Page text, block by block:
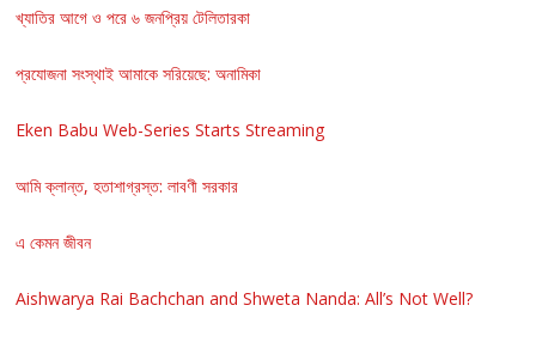
খ্যাতির আগে ও পরে ৬ জনপ্রিয় টেলিতারকা
প্রযোজনা সংস্থাই আমাকে সরিয়েছে: অনামিকা
Eken Babu Web-Series Starts Streaming
আমি ক্লান্ত, হতাশাগ্রস্ত: লাবণী সরকার
এ কেমন জীবন
Aishwarya Rai Bachchan and Shweta Nanda: All’s Not Well?